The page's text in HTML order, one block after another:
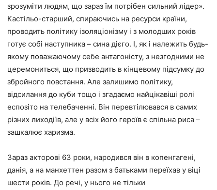
зрозуміти людям, що зараз їм потрібен сильний лідер».
Кастільо-старший, спираючись на ресурси країни,
проводить політику ізоляціонізму і з молодших років
готує собі наступника – сина дієго. І, як і належить будь-
якому поважаючому себе антагоністу, з незгодними не
церемониться, що призводить в кінцевому підсумку до
збройного повстання. Але залишимо політику,
відсилання до куби тощо і згадаємо найцікавіші ролі
еспозіто на телебаченні. Він перевтілювався в самих
різних лиходіїв, але у всіх його героїв є спільна риса –
зашкалює харизма.
Зараз акторові 63 роки, народився він в копенгагені,
данія, а на манхеттен разом з батьками переїхав у віці
шести років. До речі, у нього не тільки